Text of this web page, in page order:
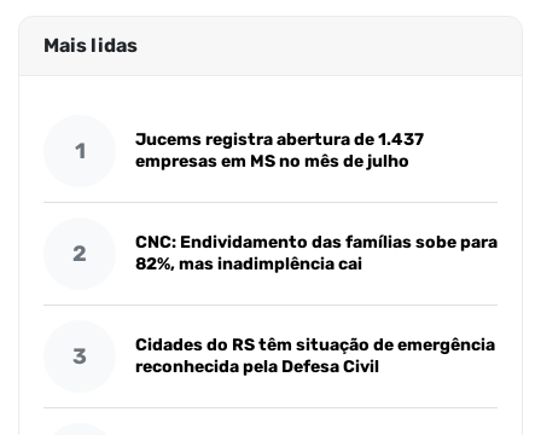
Mais lidas
1
Jucems registra abertura de 1.437
empresas em MS no mês de julho
2
CNC: Endividamento das famílias sobe para
82%, mas inadimplência cai
3
Cidades do RS têm situação de emergência
reconhecida pela Defesa Civil